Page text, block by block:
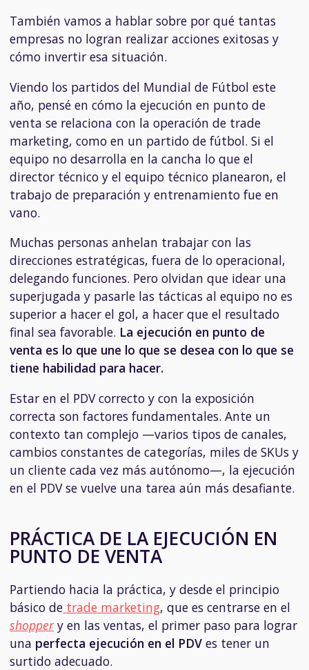
También vamos a hablar sobre por qué tantas
empresas no logran realizar acciones exitosas y
cómo invertir esa situación.
Viendo los partidos del Mundial de Fútbol este
año, pensé en cómo la ejecución en punto de
venta se relaciona con la operación de trade
marketing, como en un partido de fútbol. Si el
equipo no desarrolla en la cancha lo que el
director técnico y el equipo técnico planearon, el
trabajo de preparación y entrenamiento fue en
vano.
Muchas personas anhelan trabajar con las
direcciones estratégicas, fuera de lo operacional,
delegando funciones. Pero olvidan que idear una
superjugada y pasarle las tácticas al equipo no es
superior a hacer el gol, a hacer que el resultado
final sea favorable. La ejecución en punto de
venta es lo que une lo que se desea con lo que se
tiene habilidad para hacer.
Estar en el PDV correcto y con la exposición
correcta son factores fundamentales. Ante un
contexto tan complejo —varios tipos de canales,
cambios constantes de categorías, miles de SKUs y
un cliente cada vez más autónomo—, la ejecución
en el PDV se vuelve una tarea aún más desafiante.
PRÁCTICA DE LA EJECUCIÓN EN
PUNTO DE VENTA
Partiendo hacia la práctica, y desde el principio
básico de trade marketing, que es centrarse en el
shoppery en las ventas, el primer paso para lograr
una perfecta ejecución en el PDV es tener un
surtido adecuado.